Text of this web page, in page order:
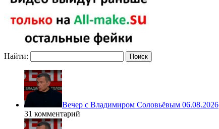
Найти:
Вечер с Владимиром Соловьёвым 06.08.2026
31 комментарий